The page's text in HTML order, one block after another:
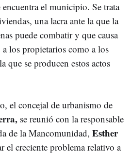
el municipio. Se trata
una lacra ante la que la
puede combatir y que causa
a los propietarios como a los
que se producen estos actos
el concejal de urbanismo de
se reunió con la responsable
de la Mancomunidad, Esther
el creciente problema relativo a